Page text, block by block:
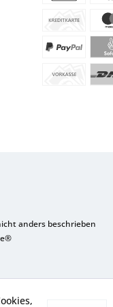
anders beschrieben